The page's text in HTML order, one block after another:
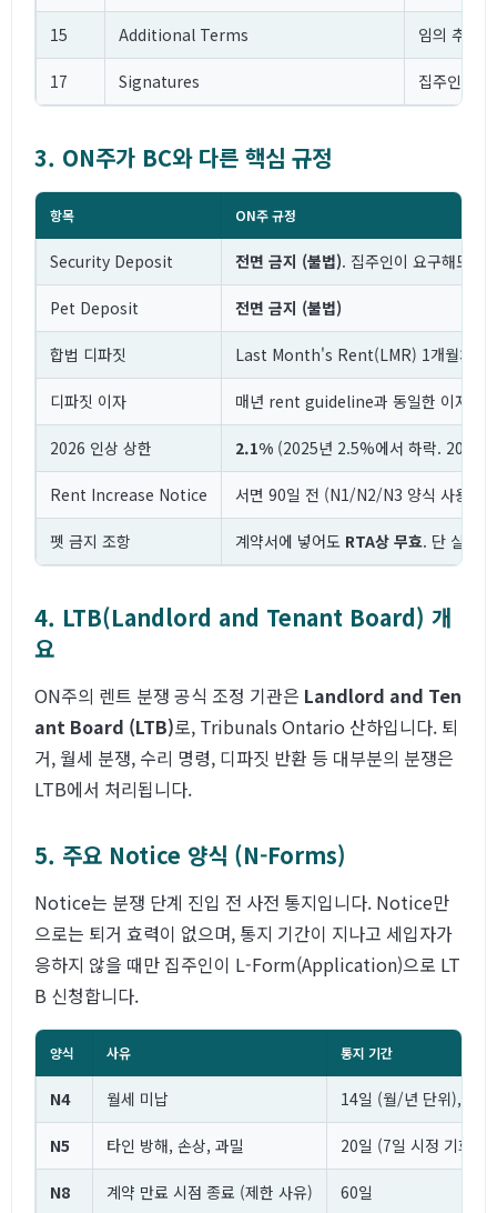
15 Additional Terms 임의 추가
17 Signatures 집주인 서
3. ON주가 BC와 다른 핵심 규정
항목 ON주 규정
Security Deposit 전면 금지 (불법). 집주인이 요구해도 거
Pet Deposit 전면 금지 (불법)
합법 디파짓 Last Month's Rent(LMR) 1개월치 —
디파짓 이자 매년 rent guideline과 동일한 이자 지
2026 인상 상한 2.1% (2025년 2.5%에서 하락. 2018/
Rent Increase Notice 서면 90일 전 (N1/N2/N3 양식 사용)
펫 금지 조항 계약서에 넣어도 RTA상 무효. 단 실제
4. LTB(Landlord and Tenant Board) 개
요
ON주의 렌트 분쟁 공식 조정 기관은 Landlord and Ten
ant Board (LTB)로, Tribunals Ontario 산하입니다. 퇴
거, 월세 분쟁, 수리 명령, 디파짓 반환 등 대부분의 분쟁은
LTB에서 처리됩니다.
5. 주요 Notice 양식 (N-Forms)
Notice는 분쟁 단계 진입 전 사전 통지입니다. Notice만
으로는 퇴거 효력이 없으며, 통지 기간이 지나고 세입자가
응하지 않을 때만 집주인이 L-Form(Application)으로 LT
B 신청합니다.
양식 사유 통지 기간
N4 월세 미납 14일 (월/년 단위), 7일
N5 타인 방해, 손상, 과밀 20일 (7일 시정 기회)
N8 계약 만료 시점 종료 (제한 사유) 60일